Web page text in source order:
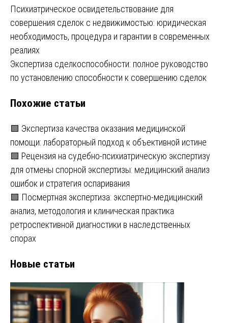
Навигация
по
записям
Психиатрическое освидетельствование для
совершения сделок с недвижимостью: юридическая
необходимость, процедура и гарантии в современных
реалиях
Экспертиза сделкоспособности: полное руководство
по установлению способности к совершению сделок
Похожие статьи
🟩 Экспертиза качества оказания медицинской
помощи: лабораторный подход к объективной истине
🟩 Рецензия на судебно-психиатрическую экспертизу
для отмены спорной экспертизы: медицинский анализ
ошибок и стратегия оспаривания
🟩 Посмертная экспертиза: экспертно-медицинский
анализ, методология и клиническая практика
ретроспективной диагностики в наследственных
спорах
Новые статьи